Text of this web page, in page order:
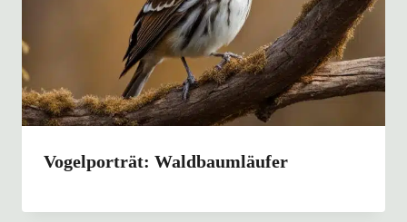
Vogelporträt: Waldbaumläufer